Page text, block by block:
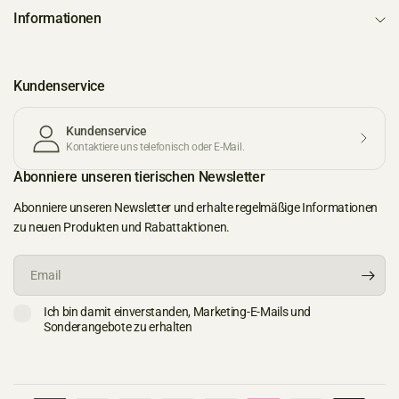
Informationen
Kundenservice
Kundenservice
Kontaktiere uns telefonisch oder E-Mail.
Abonniere unseren tierischen Newsletter
Abonniere unseren Newsletter und erhalte regelmäßige Informationen
zu neuen Produkten und Rabattaktionen.
Email
Ich bin damit einverstanden, Marketing-E-Mails und
Sonderangebote zu erhalten